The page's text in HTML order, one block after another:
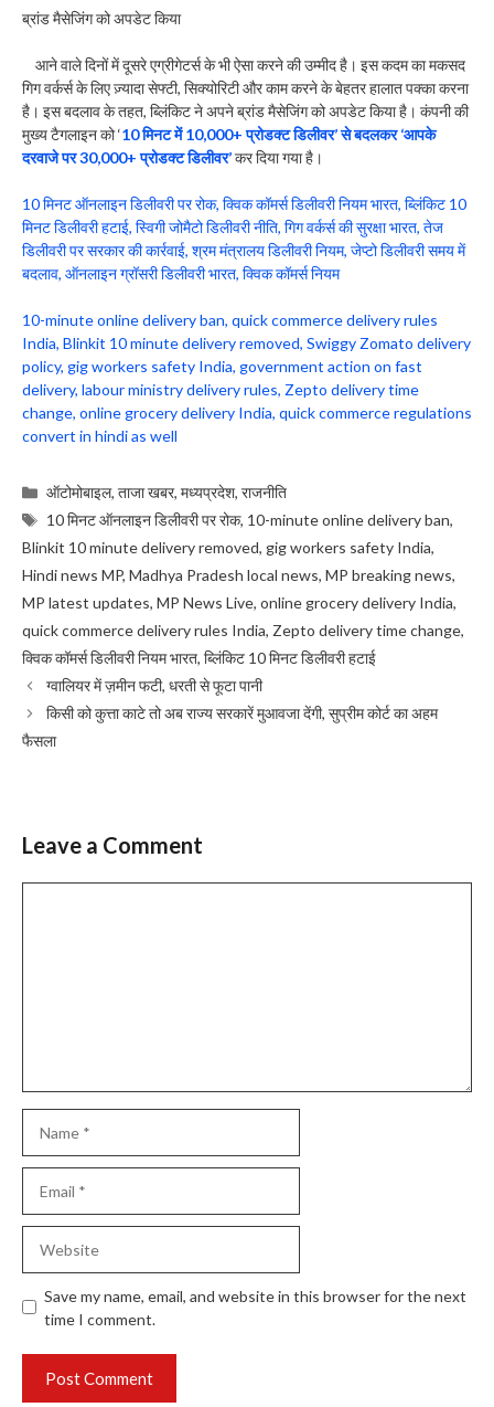
ब्रांड मैसेजिंग को अपडेट किया
आने वाले दिनों में दूसरे एग्रीगेटर्स के भी ऐसा करने की उम्मीद है। इस कदम का मकसद
गिग वर्कर्स के लिए ज़्यादा सेफ्टी, सिक्योरिटी और काम करने के बेहतर हालात पक्का करना
है। इस बदलाव के तहत, ब्लिंकिट ने अपने ब्रांड मैसेजिंग को अपडेट किया है। कंपनी की
मुख्य टैगलाइन को ‘10 मिनट में 10,000+ प्रोडक्ट डिलीवर’ से बदलकर ‘आपके
दरवाजे पर 30,000+ प्रोडक्ट डिलीवर’कर दिया गया है।
10 मिनट ऑनलाइन डिलीवरी पर रोक, क्विक कॉमर्स डिलीवरी नियम भारत, ब्लिंकिट 10
मिनट डिलीवरी हटाई, स्विगी जोमैटो डिलीवरी नीति, गिग वर्कर्स की सुरक्षा भारत, तेज
डिलीवरी पर सरकार की कार्रवाई, श्रम मंत्रालय डिलीवरी नियम, जेप्टो डिलीवरी समय में
बदलाव, ऑनलाइन ग्रॉसरी डिलीवरी भारत, क्विक कॉमर्स नियम
10-minute online delivery ban, quick commerce delivery rules
India, Blinkit 10 minute delivery removed, Swiggy Zomato delivery
policy, gig workers safety India, government action on fast
delivery, labour ministry delivery rules, Zepto delivery time
change, online grocery delivery India, quick commerce regulations
convert in hindi as well
Categories
ऑटोमोबाइल,ताजा खबर,मध्यप्रदेश,राजनीति
Tags
10 मिनट ऑनलाइन डिलीवरी पर रोक, 10-minute online delivery ban,
Blinkit 10 minute delivery removed, gig workers safety India,
Hindi news MP, Madhya Pradesh local news, MP breaking news,
MP latest updates, MP News Live, online grocery delivery India,
quick commerce delivery rules India, Zepto delivery time change,
क्विक कॉमर्स डिलीवरी नियम भारत, ब्लिंकिट 10 मिनट डिलीवरी हटाई
ग्वालियर में ज़मीन फटी, धरती से फूटा पानी
किसी को कुत्ता काटे तो अब राज्य सरकारें मुआवजा देंगी, सुप्रीम कोर्ट का अहम
फैसला
Leave a Comment
Save my name, email, and website in this browser for the next
time I comment.